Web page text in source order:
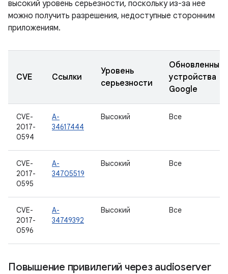
высокий уровень серьезности, поскольку из-за нее
можно получить разрешения, недоступные сторонним
приложениям.
CVE Ссылки
Уровень
серьезности
Обновленные
устройства
Google
CVE-
2017-
0594
A-
34617444
Высокий Все
CVE-
2017-
0595
A-
34705519
Высокий Все
CVE-
2017-
0596
A-
34749392
Высокий Все
Повышение привилегий через audioserver